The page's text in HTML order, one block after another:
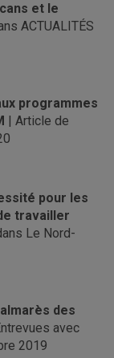
et le
ACTUALITÉS
programmes
| Article de
pour les
travailler
Le Nord-
des
avec
2019